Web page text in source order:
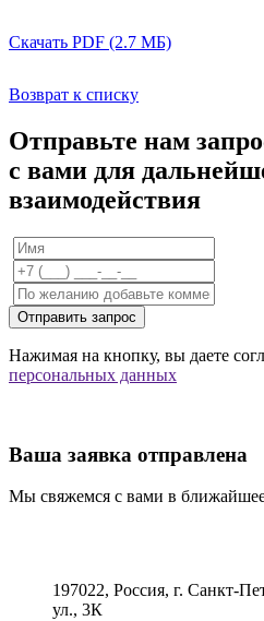
Скачать PDF (2.7 МБ)
Возврат к списку
Отправьте нам
с вами для
взаимодействия
Отправить запрос
Нажимая на кнопку, вы даете
персональных данных
Ваша заявка отправлена
Мы свяжемся с вами в
197022, Россия, г. Санкт-
ул., 3К